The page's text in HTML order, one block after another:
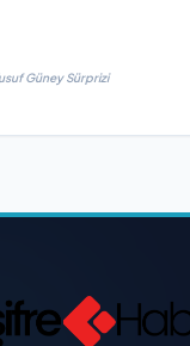
Güney Sürprizi